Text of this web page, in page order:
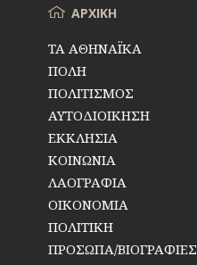
ΜενούΑΡΧΙΚΗ
ΤΑ ΑΘΗΝΑΪΚΑ
ΠΟΛΗ
ΠΟΛΙΤΙΣΜΟΣ
ΑΥΤΟΔΙΟΙΚΗΣΗ
ΕΚΚΛΗΣΙΑ
ΚΟΙΝΩΝΙΑ
ΛΑΟΓΡΑΦΙΑ
ΟΙΚΟΝΟΜΙΑ
ΠΟΛΙΤΙΚΗ
ΠΡΟΣΩΠΑ/ΒΙΟΓΡΑΦΙΕΣ